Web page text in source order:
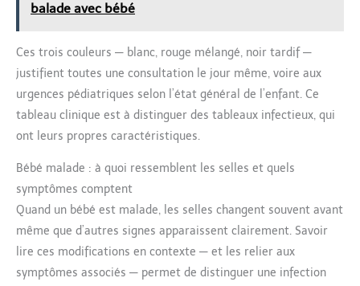
balade avec bébé
Ces trois couleurs — blanc, rouge mélangé, noir tardif —
justifient toutes une consultation le jour même, voire aux
urgences pédiatriques selon l’état général de l’enfant. Ce
tableau clinique est à distinguer des tableaux infectieux, qui
ont leurs propres caractéristiques.
Bébé malade : à quoi ressemblent les selles et quels
symptômes comptent
Quand un bébé est malade, les selles changent souvent avant
même que d’autres signes apparaissent clairement. Savoir
lire ces modifications en contexte — et les relier aux
symptômes associés — permet de distinguer une infection